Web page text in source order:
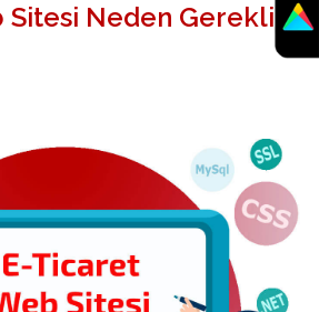
Sitesi Neden Gereklidir